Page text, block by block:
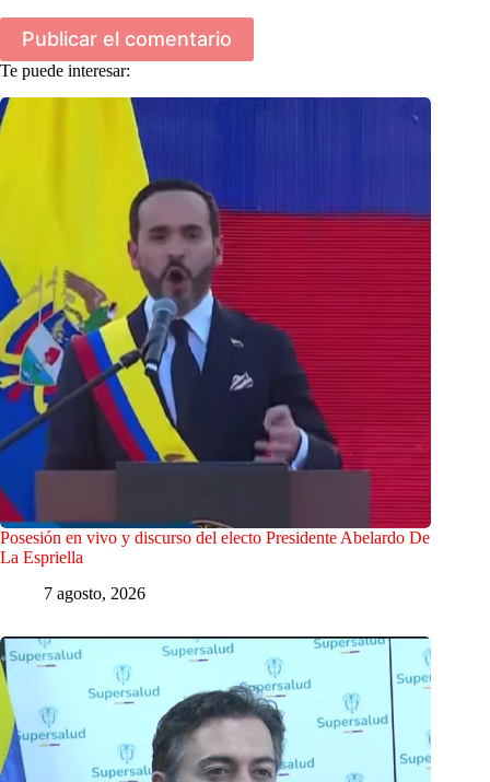
Publicar el comentario
Te puede interesar:
Posesión en vivo y discurso del electo Presidente Abelardo De
La Espriella
7 agosto, 2026